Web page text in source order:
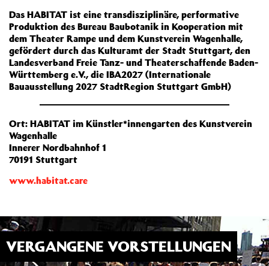
Das HABITAT ist eine transdisziplinäre, performative
Produktion des Bureau Baubotanik in Kooperation mit
dem Theater Rampe und dem Kunstverein Wagenhalle,
gefördert durch das Kulturamt der Stadt Stuttgart, den
Landesverband Freie Tanz- und Theaterschaffende Baden-
Württemberg e.V., die IBA2027 (Internationale
Bauausstellung 2027 StadtRegion Stuttgart GmbH)
Ort: HABITAT im Künstler*innengarten des Kunstverein
Wagenhalle
Innerer Nordbahnhof 1
70191 Stuttgart
www.habitat.care
VERGANGENE VORSTELLUNGEN